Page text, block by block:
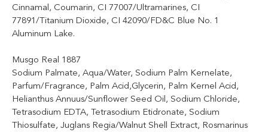
Cinnamal, Coumarin, CI 77007/Ultramarines, CI
77891/Titanium Dioxide, CI 42090/FD&C Blue No. 1
Aluminum Lake.
Musgo Real 1887
Sodium Palmate, Aqua/Water, Sodium Palm Kernelate,
Parfum/Fragrance, Palm Acid,Glycerin, Palm Kernel Acid,
Helianthus Annuus/Sunflower Seed Oil, Sodium Chloride,
Tetrasodium EDTA, Tetrasodium Etidronate, Sodium
Thiosulfate, Juglans Regia/Walnut Shell Extract, Rosmarinus